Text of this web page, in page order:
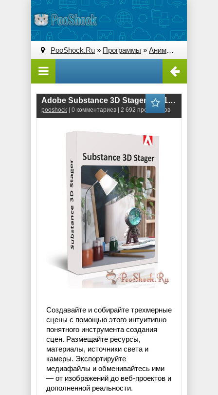
PooShock.Ru » Программы » Анимация и 3D
Adobe Substance 3D Stager (1.0.1.5219) RePack
pooshock | 0 комментариев | 2 692 просмотров
Создавайте и собирайте трехмерные
сцены с помощью этого интуитивно
понятного инструмента создания
сцен. Размещайте ресурсы,
материалы, источники света и
камеры. Экспортируйте
медиафайлы и обменивайтесь ими
— от изображений до веб-проектов и
дополненной реальности.